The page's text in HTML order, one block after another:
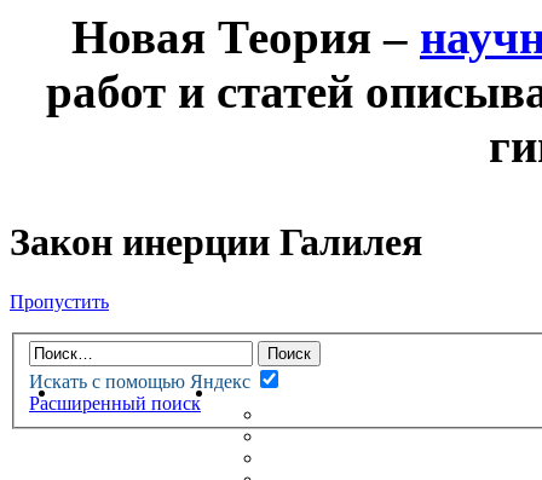
Новая Теория –
работ и статей
Закон инерции Галилея
Пропустить
Искать с помощью Яндекс
Расширенный поиск
НОВАЯ ТЕОРИЯФОРУМ
НЕПРОЧИТАННЫЕ